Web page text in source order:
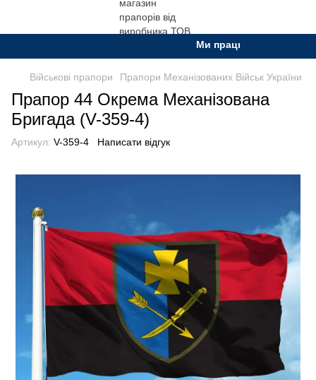
Ми працюємо. Все буде
Військові прапори Прапори Механізованих Військ України
Прапор 44 Окрема Механізована
Бригада (V-359-4)
Артикул: V-359-4 Написати відгук